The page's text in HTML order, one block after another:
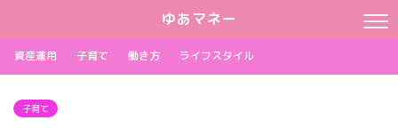
ゆあマネー
資産運用 子育て 働き方 ライフスタイル
子育て